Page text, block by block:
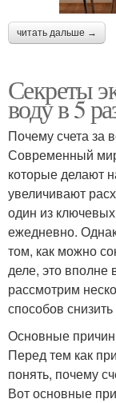
читать дальше →
Секреты
воду в 5
Почему счета за
Современный
которые делают
увеличивают
один из
ежедневно.
том, как можно
деле, это вполне
рассмотрим
способов
Основные
Перед тем как
понять, почему
Вот основные